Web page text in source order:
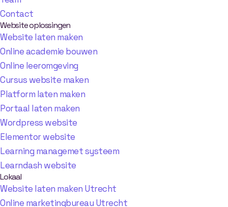
Contact
Website oplossingen
Website laten maken
Online academie bouwen
Online leeromgeving
Cursus website maken
Platform laten maken
Portaal laten maken
Wordpress website
Elementor website
Learning managemet systeem
Learndash website
Lokaal
Website laten maken Utrecht
Online marketingbureau Utrecht